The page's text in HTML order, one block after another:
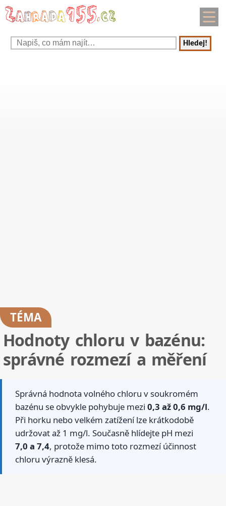
Hledej!
TÉMA
Hodnoty chloru v bazénu:
správné rozmezí a měření
Správná hodnota volného chloru v soukromém
bazénu se obvykle pohybuje mezi 0,3 až 0,6 mg/l.
Při horku nebo velkém zatížení lze krátkodobě
udržovat až 1 mg/l. Současně hlídejte pH mezi
7,0 a 7,4, protože mimo toto rozmezí účinnost
chloru výrazně klesá.